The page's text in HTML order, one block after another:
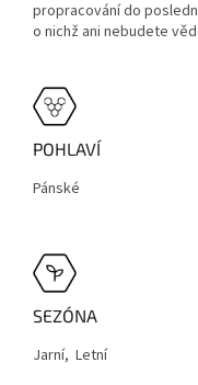
propracování do
o nichž ani nebudete
POHLAVÍ
Pánské
SEZÓNA
Jarní, Letní